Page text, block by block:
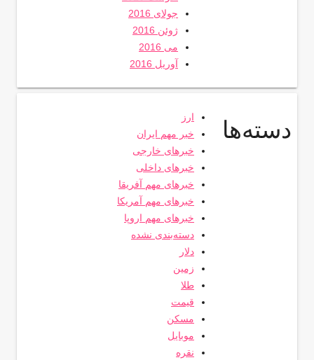
جولای 2016
ژوئن 2016
می 2016
آوریل 2016
دسته‌ها
ارز
خبر مهم ایران
خبرهای خارجی
خبرهای داخلی
خبرهای مهم آفریقا
خبرهای مهم آمریکا
خبرهای مهم اروپا
دسته‌بندی نشده
دلار
زمین
طلا
قیمت
مسکن
موبایل
نقره